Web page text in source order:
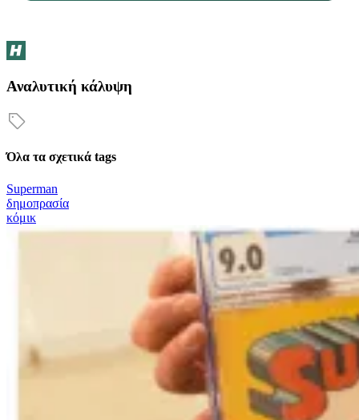
Αναλυτική κάλυψη
Όλα τα σχετικά tags
Superman
δημοπρασία
κόμικ